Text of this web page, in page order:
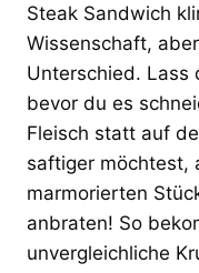
Steak Sandwich
Wissenschaft,
Unterschied. Lass
bevor du es
Fleisch statt auf
saftiger möchtest,
marmorierten
anbraten! So
unvergleichliche